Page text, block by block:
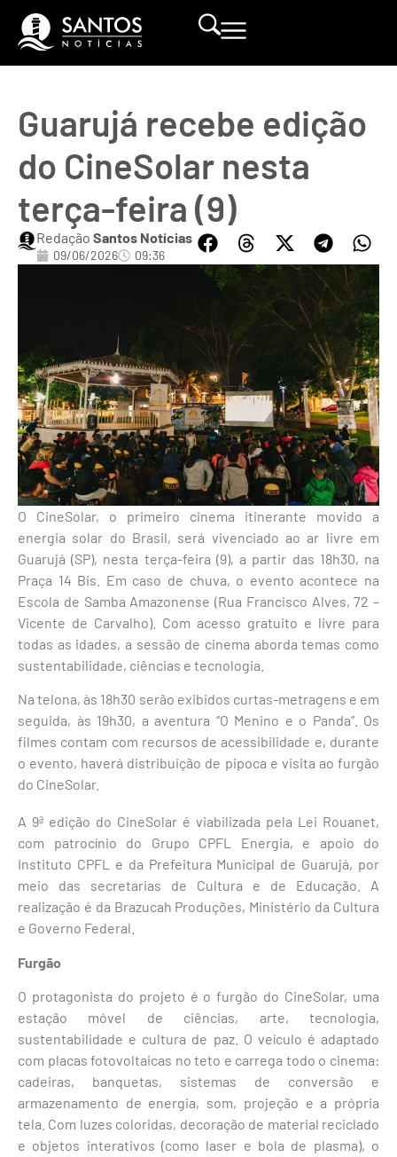
Guarujá recebe edição
do CineSolar nesta
terça-feira (9)
Redação Santos Notícias
09/06/2026 09:36
O CineSolar, o primeiro cinema itinerante movido a
energia solar do Brasil, será vivenciado ao ar livre em
Guarujá (SP), nesta terça-feira (9), a partir das 18h30, na
Praça 14 Bis. Em caso de chuva, o evento acontece na
Escola de Samba Amazonense (Rua Francisco Alves, 72 –
Vicente de Carvalho). Com acesso gratuito e livre para
todas as idades, a sessão de cinema aborda temas como
sustentabilidade, ciências e tecnologia.
Na telona, às 18h30 serão exibidos curtas-metragens e em
seguida, às 19h30, a aventura “O Menino e o Panda”. Os
filmes contam com recursos de acessibilidade e, durante
o evento, haverá distribuição de pipoca e visita ao furgão
do CineSolar.
A 9ª edição do CineSolar é viabilizada pela Lei Rouanet,
com patrocínio do Grupo CPFL Energia, e apoio do
Instituto CPFL e da Prefeitura Municipal de Guarujá, por
meio das secretarias de Cultura e de Educação. A
realização é da Brazucah Produções, Ministério da Cultura
e Governo Federal.
Furgão
O protagonista do projeto é o furgão do CineSolar, uma
estação móvel de ciências, arte, tecnologia,
sustentabilidade e cultura de paz. O veículo é adaptado
com placas fotovoltaicas no teto e carrega todo o cinema:
cadeiras, banquetas, sistemas de conversão e
armazenamento de energia, som, projeção e a própria
tela. Com luzes coloridas, decoração de material reciclado
e objetos interativos (como laser e bola de plasma), o